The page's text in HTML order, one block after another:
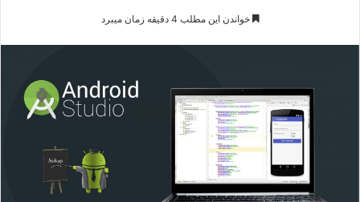
خواندن این مطلب 4 دقیقه زمان میبرد